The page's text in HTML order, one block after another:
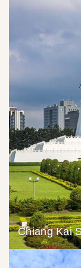
Chiang Kai